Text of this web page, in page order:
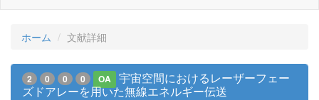
ホーム 文献詳細
2 0 0 0 OA
宇宙空間におけるレーザーフェー
ズドアレーを用いた無線エネルギー伝送